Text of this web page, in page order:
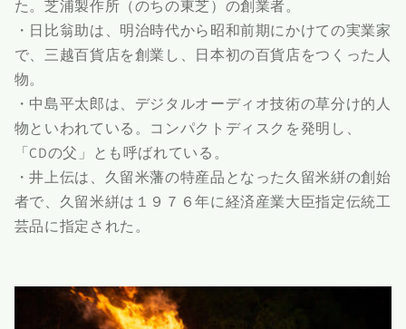
た。芝浦製作所（のちの東芝）の創業者。
・日比翁助は、明治時代から昭和前期にかけての実業家
で、三越百貨店を創業し、日本初の百貨店をつくった人
物。
・中島平太郎は、デジタルオーディオ技術の草分け的人
物といわれている。コンパクトディスクを発明し、
「CDの父」とも呼ばれている。
・井上伝は、久留米藩の特産品となった久留米絣の創始
者で、久留米絣は１９７６年に経済産業大臣指定伝統工
芸品に指定された。